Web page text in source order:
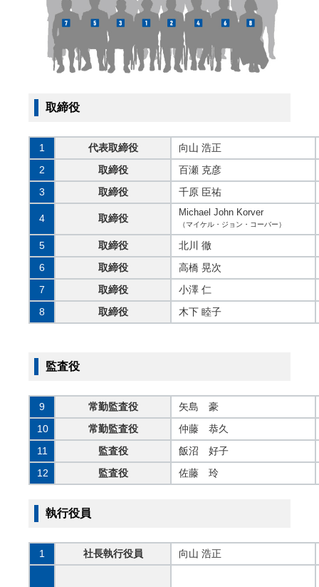
取締役
1 代表取締役
向山 浩正
2
取締役
百瀬 克彦
3
取締役 千原 臣祐
4 取締役
Michael John Korver
（マイケル・ジョン・コーバー）
5 取締役
北川 徹
6
取締役
高橋 晃次
7
取締役
小澤 仁
8
取締役 木下 睦子
監査役
9 常勤監査役
矢島 豪
10
常勤監査役
仲藤 恭久
11
監査役
飯沼 好子
12
監査役 佐藤 玲
執行役員
1 社長執行役員 向山 浩正